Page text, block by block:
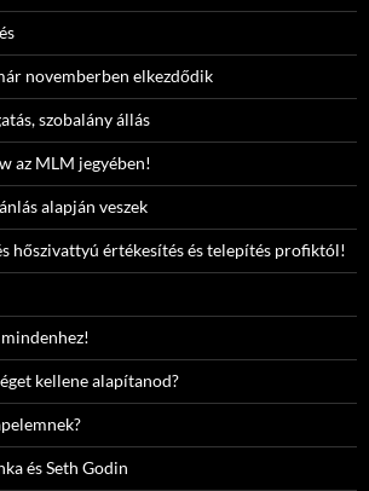
novemberben elkezdődik
szobalány állás
az MLM jegyében!
alapján veszek
hőszivattyú értékesítés és telepítés profiktól!
kellene alapítanod?
és Seth Godin